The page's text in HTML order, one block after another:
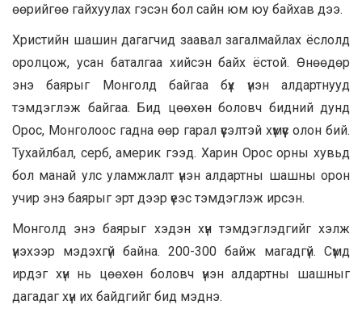
өөрийгөө гайхуулах гэсэн бол сайн юм юу байхав дээ.
Христийн шашин дагагчид заавал загалмайлах ёслолд
оролцож, усан баталгаа хийсэн байх ёстой. Өнөөдөр
энэ баярыг Монголд байгаа бүх үнэн алдартнууд
тэмдэглэж байгаа. Бид цөөхөн боловч бидний дунд
Орос, Монголоос гадна өөр гарал үүсэлтэй хүмүүс олон бий.
Тухайлбал, серб, америк гээд. Харин Орос орны хувьд
бол манай улс уламжлалт үнэн алдартны шашны орон
учир энэ баярыг эрт дээр үеэс тэмдэглэж ирсэн.
Монголд энэ баярыг хэдэн хүн тэмдэглэдгийг хэлж
үнэхээр мэдэхгүй байна. 200-300 байж магадгүй. Сүмд
ирдэг хүн нь цөөхөн боловч үнэн алдартны шашныг
дагадаг хүн их байдгийг бид мэднэ.